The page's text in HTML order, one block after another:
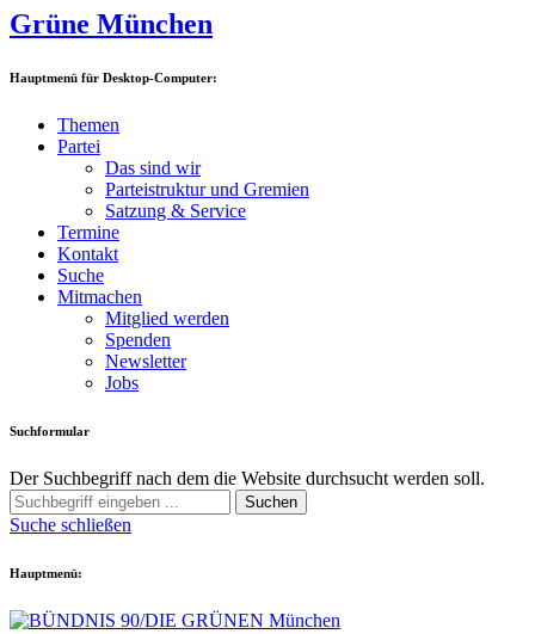
Grüne München
Hauptmenü für Desktop-Computer:
Themen
Partei
Das sind wir
Parteistruktur und Gremien
Satzung & Service
Termine
Kontakt
Suche
Mitmachen
Mitglied werden
Spenden
Newsletter
Jobs
Suchformular
Der Suchbegriff nach dem die Website durchsucht werden soll.
Suchen
Suche schließen
Hauptmenü: